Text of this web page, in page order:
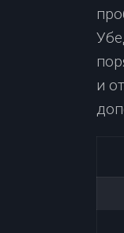
и